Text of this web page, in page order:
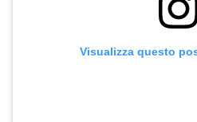
Visualizza questo